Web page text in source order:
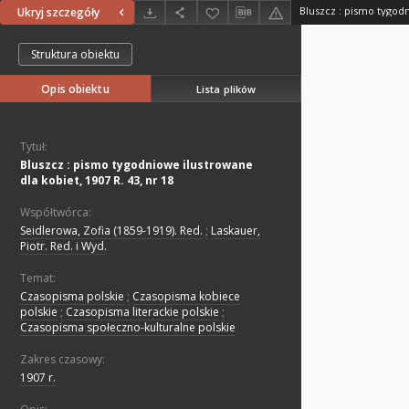
Ukryj szczegóły
Struktura obiektu
Opis obiektu Lista plików
Tytuł:
Bluszcz : pismo tygodniowe ilustrowane
dla kobiet, 1907 R. 43, nr 18
Współtwórca:
Seidlerowa, Zofia (1859-1919). Red. ; Laskauer,
Piotr. Red. i Wyd.
Temat:
Czasopisma polskie ; Czasopisma kobiece
polskie ; Czasopisma literackie polskie ;
Czasopisma społeczno-kulturalne polskie
Zakres czasowy:
1907 r.